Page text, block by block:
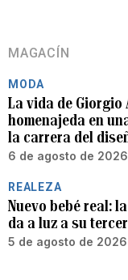
MAGACÍN
MODA
La vida de Giorgio
homenajeda en
la carrera del
6 de agosto de 2026
REALEZA
Nuevo bebé real:
da a luz a su
5 de agosto de